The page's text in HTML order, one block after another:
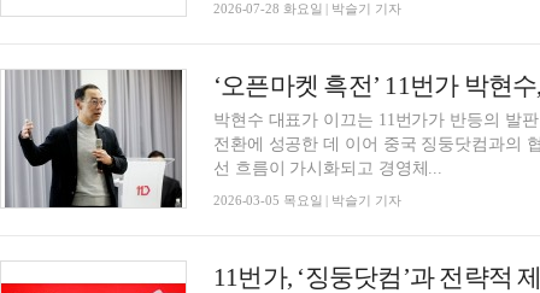
2026-07-28 화요일 | 박슬기 기자
‘오픈마켓 흑전’ 11번가 박현
박현수 대표가 이끄는 11번가가 반등의 발
전환에 성공한 데 이어 중국 징둥닷컴과의
선 흐름이 가시화되고 경영체...
2026-03-05 목요일 | 박슬기 기자
11번가, ‘징둥닷컴’과 전략적